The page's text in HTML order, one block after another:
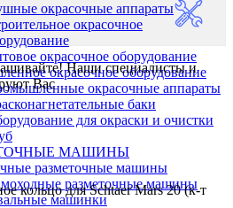
окрасочные аппараты
окрасочное
окрасочное оборудование
окрасочное оборудование
окрасочные аппараты
баки
для окраски и очистки
МАШИНЫ
разметочные машины
разметочные машины
машинки
Наши специалисты и
Вас
кольцо для Schtaer Mars 20 (к-т